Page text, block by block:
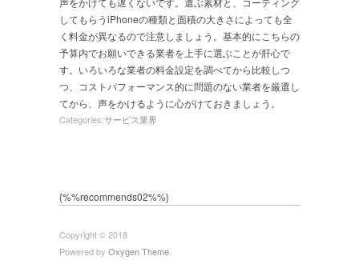
してもらうiPhoneの種類と面積の大きさによっても全
く料金が異なるので注意しましょう。基本的にこちらの
予算内でお願いできる業者を上手に選ぶことが肝心で
す。いろいろな業者の料金設定を調べてから比較しつ
つ、コストパフォーマンス的に問題のない業者を厳選し
てから、声をかけるように心がけておきましょう。
Categories:サービス業界
{%%recommends02%%}
Copyright © 2018
Powered by Oxygen Theme